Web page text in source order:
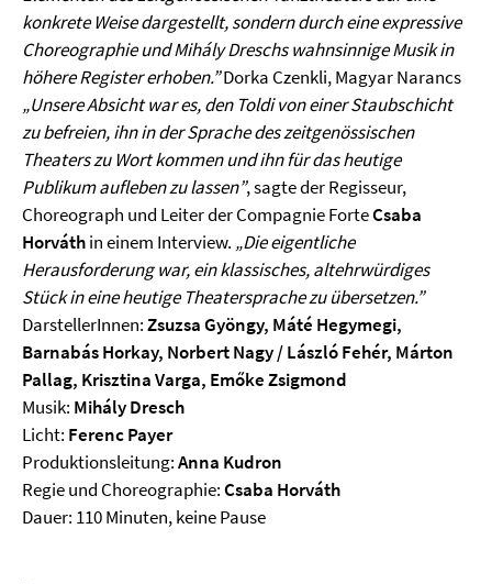
konkrete Weise dargestellt, sondern durch eine expressive
Choreographie und Mihály Dreschs wahnsinnige Musik in
höhere Register erhoben.”Dorka Czenkli, Magyar Narancs
„Unsere Absicht war es, den Toldi von einer Staubschicht
zu befreien, ihn in der Sprache des zeitgenössischen
Theaters zu Wort kommen und ihn für das heutige
Publikum aufleben zu lassen”, sagte der Regisseur,
Choreograph und Leiter der Compagnie ForteCsaba
Horváthin einem Interview. „Die eigentliche
Herausforderung war, ein klassisches, altehrwürdiges
Stück in eine heutige Theatersprache zu übersetzen.”
DarstellerInnen:Zsuzsa Gyöngy, Máté Hegymegi,
Barnabás Horkay, Norbert Nagy / László Fehér, Márton
Pallag, Krisztina Varga, Emőke Zsigmond
Musik: Mihály Dresch
Licht: Ferenc Payer
Produktionsleitung:Anna Kudron
Regie und Choreographie:Csaba Horváth
Dauer: 110 Minuten, keine Pause